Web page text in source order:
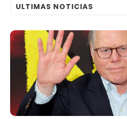
ULTIMAS NOTICIAS